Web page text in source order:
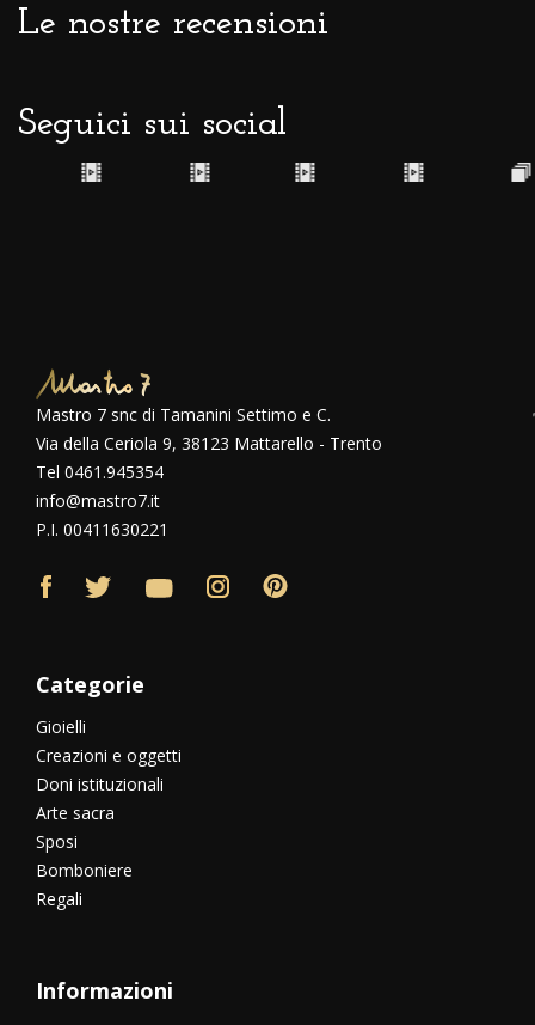
Le nostre recensioni
Seguici sui social
Mastro 7 snc di Tamanini Settimo e C.
Via della Ceriola 9, 38123 Mattarello - Trento
Tel 0461.945354
info@mastro7.it
P.I. 00411630221
Categorie
Gioielli
Creazioni e oggetti
Doni istituzionali
Arte sacra
Sposi
Bomboniere
Regali
Informazioni